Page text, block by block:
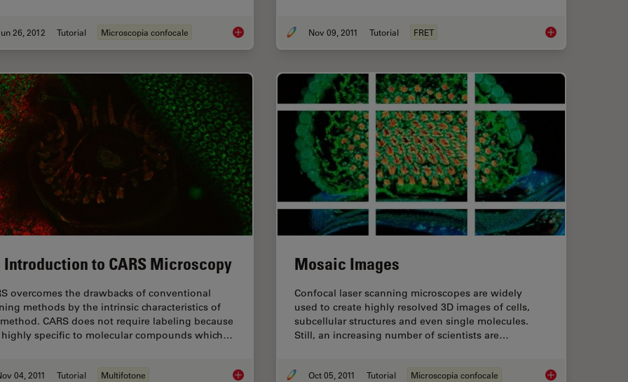
26, 2012 Tutorial Microscopia confocale The Principles of White Light Laser Confocal Microscopy
Nov 09, 2011 Tutorial FRET Förster Resonance
Introduction to CARS Microscopy
overcomes the drawbacks of conventional
methods by the intrinsic characteristics of
CARS does not require labeling because
specific to molecular compounds which…
04, 2011 Tutorial Multifotone An Introduction to CARS Microscopy
Mosaic Images
Confocal laser scanning microscopes are widely
used to create highly resolved 3D images of cells,
subcellular structures and even single molecules.
Still, an increasing number of scientists are…
Oct 05, 2011 Tutorial Microscopia confocale Mosaic Images